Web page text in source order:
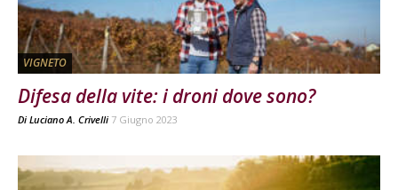
VIGNETO
Difesa della vite: i droni dove sono?
Di Luciano A. Crivelli 7 Giugno 2023